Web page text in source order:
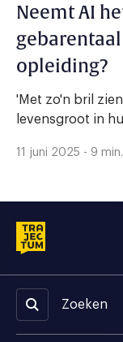
Neemt AI
opleiding?
'Met zo'n bril
levensgroot in
11 juni 2025 - 9 min.
Zoeken